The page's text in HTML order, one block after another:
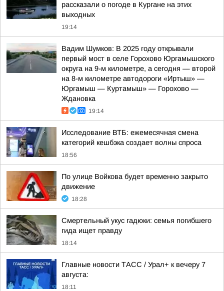
рассказали о погоде в Кургане на этих
выходных
19:14
Вадим Шумков: В 2025 году открывали
первый мост в селе Горохово Юргамышского
округа на 9-м километре, а сегодня — второй
на 8-м километре автодороги «Иртыш» —
Юргамыш — Куртамыш» — Горохово —
Ждановка
19:14
Исследование ВТБ: ежемесячная смена
категорий кешбэка создает волны спроса
18:56
По улице Войкова будет временно закрыто
движение
18:28
Смертельный укус гадюки: семья погибшего
гида ищет правду
18:14
Главные новости ТАСС / Урал+ к вечеру 7
августа:
18:11